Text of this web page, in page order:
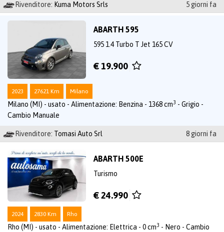
Rivenditore: Kuma Motors Srls 5 giorni fa
ABARTH 595
595 1.4 Turbo T Jet 165 CV
€ 19.900
2023 27621 Km Milano
Milano (MI) - usato - Alimentazione: Benzina - 1368 cm3 - Grigio -
Cambio Manuale
Rivenditore: Tomasi Auto Srl 8 giorni fa
ABARTH 500E
Turismo
€ 24.990
2024 2830 Km Rho
Rho (MI) - usato - Alimentazione: Elettrica - 0 cm3 - Nero - Cambio